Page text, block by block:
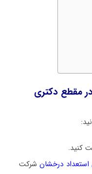
مقطع دکتری
کنید.
درخشانشرکت